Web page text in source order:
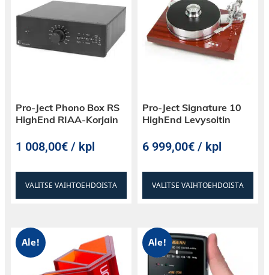
Pro-Ject Phono Box RS
HighEnd RIAA-Korjain
1 008,00€ / kpl
VALITSE VAIHTOEHDOISTA
Pro-Ject Signature 10
HighEnd Levysoitin
6 999,00€ / kpl
VALITSE VAIHTOEHDOISTA
Ale! Ale!